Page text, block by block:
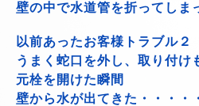
壁の中で水道管を折ってしま
以前あったお客様トラブル２
うまく蛇口を外し、取り付け
元栓を開けた瞬間
壁から水が出てきた・・・・